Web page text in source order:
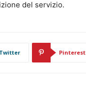
del servizio.
Twitter Pinterest